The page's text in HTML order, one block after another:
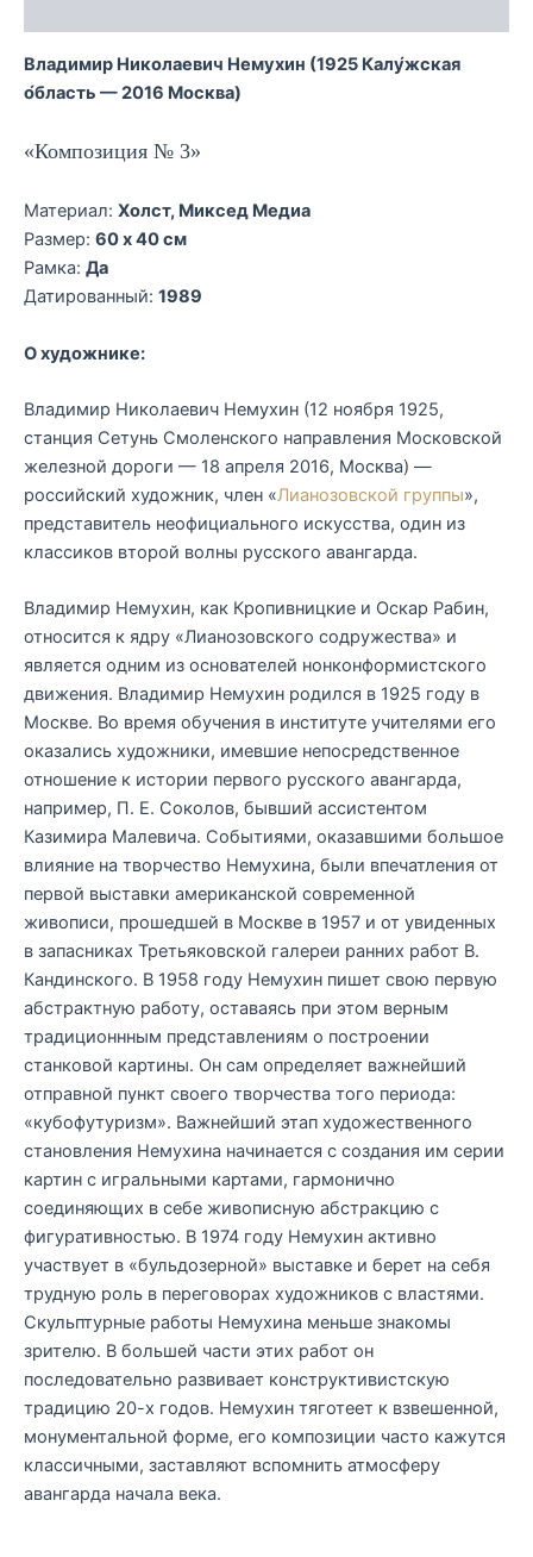
Владимир Николаевич Немухин (1925 Калу́жская
о́бласть — 2016 Москва)
«Композиция № 3»
Материал: Холст, Миксед Медиа
Размер: 60 x 40 см
Рамка: Да
Датированный: 1989
О художнике:
Владимир Николаевич Немухин (12 ноября 1925,
станция Сетунь Смоленского направления Московской
железной дороги — 18 апреля 2016, Москва) —
российский художник, член «Лианозовской группы»,
представитель неофициального искусства, один из
классиков второй волны русского авангарда.
Владимир Немухин, как Кропивницкие и Оскар Рабин,
относится к ядру «Лианозовского содружества» и
является одним из основателей нонконформистского
движения. Владимир Немухин родился в 1925 году в
Москве. Во время обучения в институте учителями его
оказались художники, имевшие непосредственное
отношение к истории первого русского авангарда,
например, П. Е. Соколов, бывший ассистентом
Казимира Малевича. Событиями, оказавшими большое
влияние на творчество Немухина, были впечатления от
первой выставки американской современной
живописи, прошедшей в Москве в 1957 и от увиденных
в запасниках Третьяковской галереи ранних работ В.
Кандинского. В 1958 году Немухин пишет свою первую
абстрактную работу, оставаясь при этом верным
традиционнным представлениям о построении
станковой картины. Он сам определяет важнейший
отправной пункт своего творчества того периода:
«кубофутуризм». Важнейший этап художественного
становления Немухина начинается с создания им серии
картин с игральными картами, гармонично
соединяющих в себе живописную абстракцию с
фигуративностью. В 1974 году Немухин активно
участвует в «бульдозерной» выставке и берет на себя
трудную роль в переговорах художников с властями.
Скульптурные работы Немухина меньше знакомы
зрителю. В большей части этих работ он
последовательно развивает конструктивистскую
традицию 20-х годов. Немухин тяготеет к взвешенной,
монументальной форме, его композиции часто кажутся
классичными, заставляют вспомнить атмосферу
авангарда начала века.